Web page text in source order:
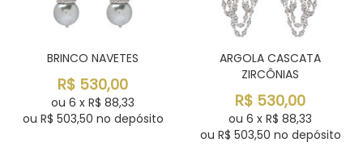
BRINCO NAVETES
R$ 530,00
ou 6 x R$ 88,33
ou R$ 503,50 no depósito
ARGOLA CASCATA
ZIRCÔNIAS
R$ 530,00
ou 6 x R$ 88,33
ou R$ 503,50 no depósito